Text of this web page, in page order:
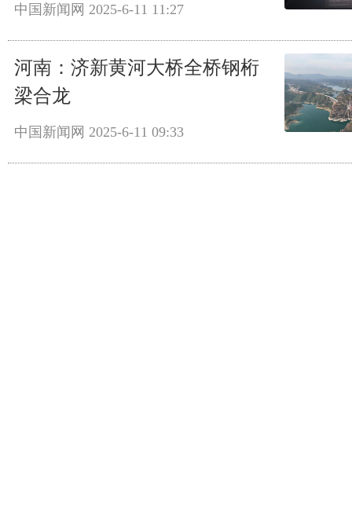
中国新闻网 2025-6-11 11:27
河南：济新黄河大桥全桥钢桁
梁合龙
中国新闻网 2025-6-11 09:33